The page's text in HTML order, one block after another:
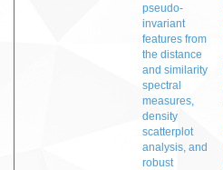
pseudo-
invariant
features from
the distance
and similarity
spectral
measures,
density
scatterplot
analysis, and
robust